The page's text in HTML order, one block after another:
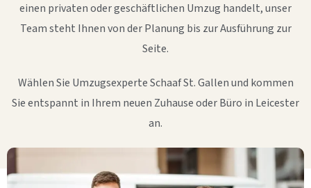
einen privaten oder geschäftlichen Umzug handelt, unser
Team steht Ihnen von der Planung bis zur Ausführung zur
Seite.
Wählen Sie Umzugsexperte Schaaf St. Gallen und kommen
Sie entspannt in Ihrem neuen Zuhause oder Büro in Leicester
an.